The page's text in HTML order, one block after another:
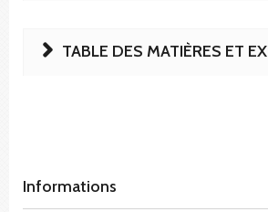
TABLE DES MATIÈRES ET
Informations